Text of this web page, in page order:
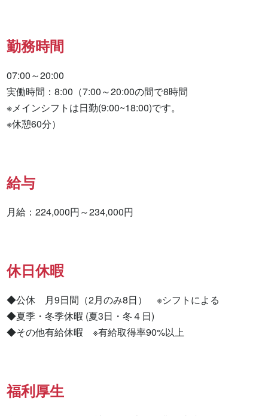
勤務時間
07:00～20:00
実働時間：8:00（7:00～20:00の間で8時間
※メインシフトは日勤(9:00~18:00)です。
※休憩60分）
給与
月給：224,000円～234,000円
休日休暇
◆公休　月9日間（2月のみ8日）　※シフトによる
◆夏季・冬季休暇 (夏3日・冬４日)
◆その他有給休暇　※有給取得率90%以上
福利厚生